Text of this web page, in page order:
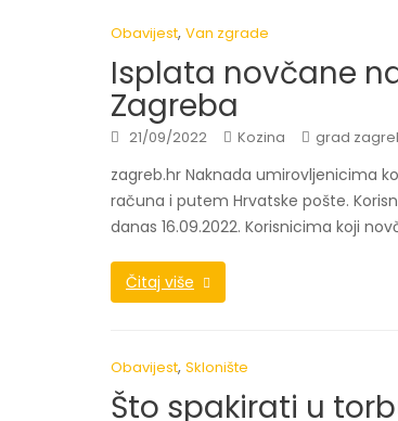
Obavijest, Van zgrade
Isplata novčane
Zagreba
21/09/2022 Kozina grad
zagreb.hr Naknada umirovljenicima
računa i putem Hrvatske pošte.
danas 16.09.2022. Korisnicima koji
Čitaj više
Obavijest, Sklonište
Što spakirati u